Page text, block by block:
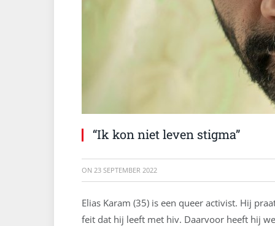
“Ik kon niet leven stigma”
ON 23 SEPTEMBER 2022
Elias Karam (35) is een queer activist. Hij
feit dat hij leeft met hiv. Daarvoor heeft hij